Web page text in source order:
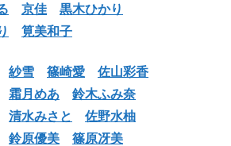
京佳
黒木ひかり
筧美和子
紗雪 篠崎愛
佐山彩香
霜月めあ
鈴木ふみ奈
清水みさと
佐野水柚
鈴原優美
篠原冴美